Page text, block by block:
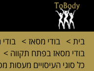
בית > בודי מסאז >
בודי מסאז בפתח תקווה >
כל סוגי העיסויים מעסות